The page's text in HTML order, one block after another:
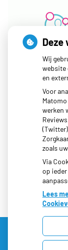
Moet
Wij
website
en
Voor
werken
zoals
Via
op
Lees